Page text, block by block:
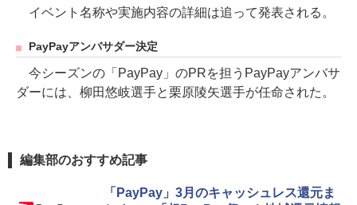
イベント名称や実施内容の詳細は追って発表される。
PayPayアンバサダー決定
今シーズンの「PayPay」のPRを担うPayPayアンバサ
ダーには、柳田悠岐選手と栗原陵矢選手が任命された。
編集部のおすすめ記事
「PayPay」3月のキャッシュレス還元ま